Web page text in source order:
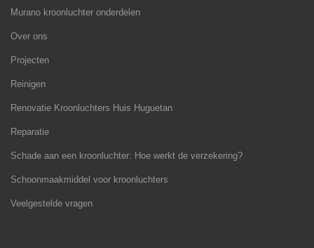
Murano kroonluchter onderdelen
Over ons
Projecten
Reinigen
Renovatie Kroonluchters Huis Huguetan
Reparatie
Schade aan een kroonluchter: Hoe werkt de verzekering?
Schoonmaakmiddel voor kroonluchters
Veelgestelde vragen